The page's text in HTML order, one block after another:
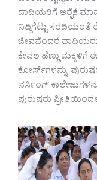
ದಾದಿಯರಿಗೆ ಆರೈಕೆ
ನಿದ್ದಿಗೆಟ್ಟು
ಜೀವವೆಂದರೆ
ಕೇವಲ ಹೆಣ್ಣು
ಕೋರ್ಸ್‌ಗಳನ್ನು
ನರ್ಸಿಂಗ್
ಪುರುಷರು